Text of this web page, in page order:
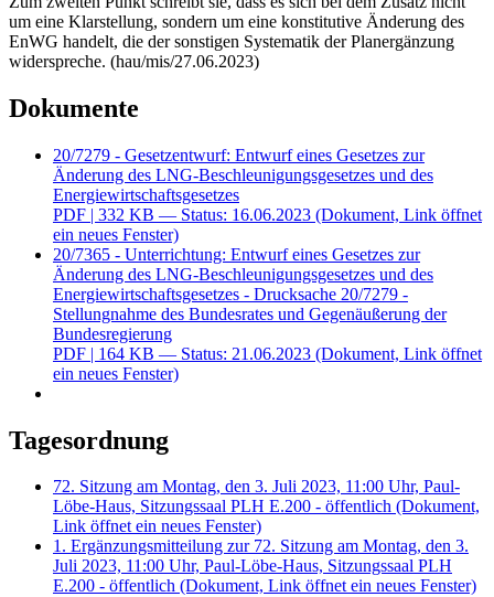
um eine Klarstellung, sondern um eine konstitutive Änderung des
EnWG handelt, die der sonstigen Systematik der Planergänzung
widerspreche. (hau/mis/27.06.2023)
Dokumente
20/7279 - Gesetzentwurf: Entwurf eines Gesetzes zur
Änderung des LNG-Beschleunigungsgesetzes und des
Energiewirtschaftsgesetzes
PDF | 332 KB — Status: 16.06.2023 (Dokument, Link öffnet
ein neues Fenster)
20/7365 - Unterrichtung: Entwurf eines Gesetzes zur
Änderung des LNG-Beschleunigungsgesetzes und des
Energiewirtschaftsgesetzes - Drucksache 20/7279 -
Stellungnahme des Bundesrates und Gegenäußerung der
Bundesregierung
PDF | 164 KB — Status: 21.06.2023 (Dokument, Link öffnet
ein neues Fenster)
Tagesordnung
72. Sitzung am Montag, den 3. Juli 2023, 11:00 Uhr, Paul-
Löbe-Haus, Sitzungssaal PLH E.200 - öffentlich (Dokument,
Link öffnet ein neues Fenster)
1. Ergänzungsmitteilung zur 72. Sitzung am Montag, den 3.
Juli 2023, 11:00 Uhr, Paul-Löbe-Haus, Sitzungssaal PLH
E.200 - öffentlich (Dokument, Link öffnet ein neues Fenster)